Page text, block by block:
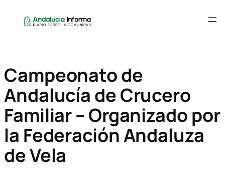
Campeonato de
Andalucía de Crucero
Familiar – Organizado por
la Federación Andaluza
de Vela